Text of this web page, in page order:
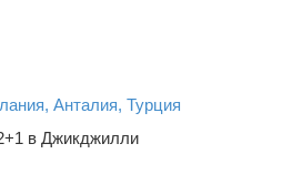
Анталия, Турция
в Джикджилли